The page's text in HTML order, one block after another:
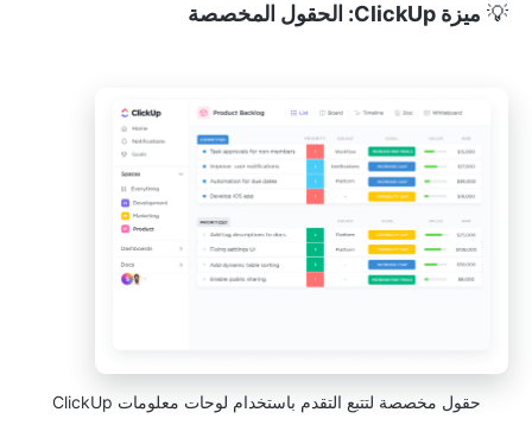
💡 ميزة ClickUp: الحقول المخصصة
حقول مخصصة لتتبع التقدم باستخدام لوحات معلومات ClickUp